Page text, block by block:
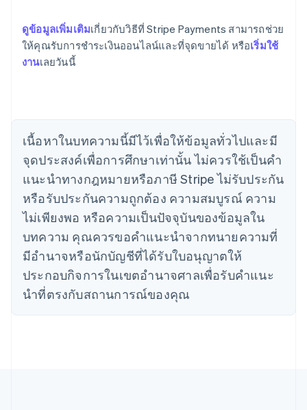
ดูข้อมูลเพิ่มเติมเกี่ยวกับวิธีที่ Stripe Payments สามารถช่วย
ให้คุณรับการชำระเงินออนไลน์และที่จุดขายได้ หรือเริ่มใช้
งานเลยวันนี้
เนื้อหาในบทความนี้มีไว้เพื่อให้ข้อมูลทั่วไปและมี
จุดประสงค์เพื่อการศึกษาเท่านั้น ไม่ควรใช้เป็นคํา
แนะนําทางกฎหมายหรือภาษี Stripe ไม่รับประกัน
หรือรับประกันความถูกต้อง ความสมบูรณ์ ความ
ไม่เพียงพอ หรือความเป็นปัจจุบันของข้อมูลใน
บทความ คุณควรขอคําแนะนําจากทนายความที่
มีอํานาจหรือนักบัญชีที่ได้รับใบอนุญาตให้
ประกอบกิจการในเขตอํานาจศาลเพื่อรับคําแนะ
นําที่ตรงกับสถานการณ์ของคุณ
กรีซ
English
เขตบริหารพิเศษฮ่องกง ประเทศจีน
โครเอเชีย
จีนแผ่นดินใหญ่
简体中文English
ไซปรัส
English
ญี่ปุ่น
日本語 English
เดนมาร์ก
English
ไทย
นอร์เวย์
English